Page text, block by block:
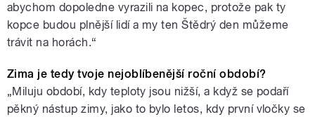
abychom dopoledne vyrazili na kopec, protože pak ty
kopce budou plnější lidí a my ten Štědrý den můžeme
trávit na horách.“
Zima je tedy tvoje nejoblíbenější roční období?
„Miluju období, kdy teploty jsou nižší, a když se podaří
pěkný nástup zimy, jako to bylo letos, kdy první vločky se